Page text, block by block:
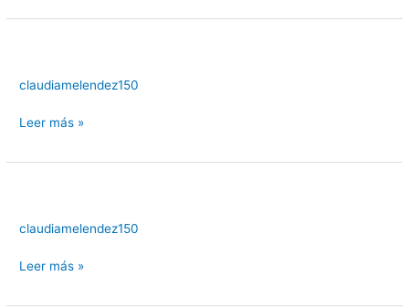
claudiamelendez150
Leer más »
claudiamelendez150
Leer más »